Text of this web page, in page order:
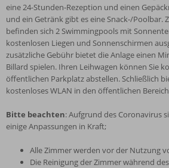
eine 24-Stunden-Rezeption und einen
und ein Getränk gibt es eine Snack-/Poolbar.
befinden sich 2 Swimmingpools mit
kostenlosen Liegen und Sonnenschirmen
zusätzliche Gebühr bietet die Anlage einen
Billard spielen. Ihren Leihwagen können Sie
öffentlichen Parkplatz abstellen. Schließlich
kostenloses WLAN in den öffentlichen
Bitte beachten: Aufgrund des Coronavirus
einige Anpassungen in Kraft;
Alle Zimmer werden vor der Nutzung
Die Reinigung der Zimmer während